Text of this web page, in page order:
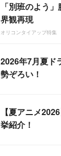
「別班のよう
界観再現
オリコンタイアップ特集
2026年7月夏ド
勢ぞろい！
【夏アニメ
挙紹介！